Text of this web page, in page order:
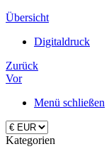
Übersicht
Digitaldruck
Zurück
Vor
Menü schließen
Kategorien